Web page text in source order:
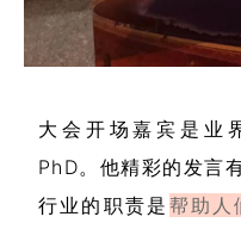
大会开场嘉宾是业
PhD。他精彩的发言
行业的职责是 帮助